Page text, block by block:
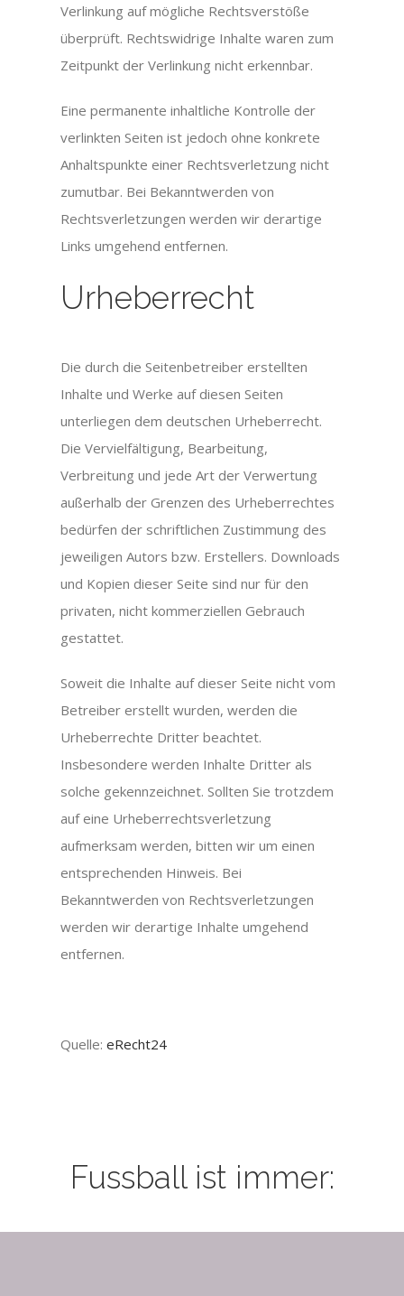
Verlinkung auf mögliche Rechtsverstöße
überprüft. Rechtswidrige Inhalte waren zum
Zeitpunkt der Verlinkung nicht erkennbar.
Eine permanente inhaltliche Kontrolle der
verlinkten Seiten ist jedoch ohne konkrete
Anhaltspunkte einer Rechtsverletzung nicht
zumutbar. Bei Bekanntwerden von
Rechtsverletzungen werden wir derartige
Links umgehend entfernen.
Urheberrecht
Die durch die Seitenbetreiber erstellten
Inhalte und Werke auf diesen Seiten
unterliegen dem deutschen Urheberrecht.
Die Vervielfältigung, Bearbeitung,
Verbreitung und jede Art der Verwertung
außerhalb der Grenzen des Urheberrechtes
bedürfen der schriftlichen Zustimmung des
jeweiligen Autors bzw. Erstellers. Downloads
und Kopien dieser Seite sind nur für den
privaten, nicht kommerziellen Gebrauch
gestattet.
Soweit die Inhalte auf dieser Seite nicht vom
Betreiber erstellt wurden, werden die
Urheberrechte Dritter beachtet.
Insbesondere werden Inhalte Dritter als
solche gekennzeichnet. Sollten Sie trotzdem
auf eine Urheberrechtsverletzung
aufmerksam werden, bitten wir um einen
entsprechenden Hinweis. Bei
Bekanntwerden von Rechtsverletzungen
werden wir derartige Inhalte umgehend
entfernen.
Quelle:eRecht24
Fussball ist immer: